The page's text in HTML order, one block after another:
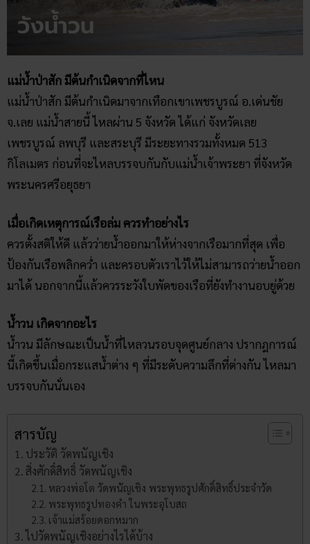
แม่น้ำป่าสัก มีต้นกำเนิดจากที่ไหน
แม่น้ำป่าสัก มีต้นกำเนิดมาจากเทือกเขาเพชรบูรณ์ อ.เด่นชัย
จ.เลย แม่น้ำสายนี้ ไหลผ่าน 5 จังหวัด ได้แก่ จังหวัดเลย
เพชรบูรณ์ ลพบุรี และสระบุรี มีระยะทางรวมทั้งหมด 513
กิโลเมตร ก่อนที่จะไหลบรรจบกันกับแม่น้ำเจ้าพระยา ที่จังหวัด
พระนครศรีอยุธยา
เมื่อเกิดเหตุการณ์เรือล่ม ควรทำอย่างไร
ควรตั้งสติให้ดี แล้วว่ายน้ำออกมาให้ห่างจากเรือมากที่สุด เพื่อ
ป้องกันเรือพลิกคว่ำ และครอบตัวเราไว้ให้ไม่สามารถว่ายน้ำออก
มาได้ นอกจากนี้แล้วควรระวังใบพัดของเรือที่ยังทำงานอบยู่ด้วย
น้ำวน เกิดจากอะไร
น้ำวน มีลักษณะเป็นน้ำที่ไหลวนรอบจุดศูนย์กลาง ปรากฎการณ์
นี้เกิดขึ้นเมื่อกระแสน้ำต่าง ๆ ที่มีระดับความลึกที่ต่างกัน ไหลมา
บรรจบกันนั่นเอง
สารบัญ
ประวัติ วัดพนัญเชิง
สิ่งศักดิ์สิทธิ์ วัดพนัญเชิง
หลวงพ่อโต วัดพนัญเชิง พระพุทธรูปศักดิ์สิทธิ์ประจำวัด
พระพุทธรูปทองคำ ในพระอุโบสถ
เจ้าแม่สร้อยดอกหมาก
ไปวัดพนัญเชิงอย่างไรได้บ้าง